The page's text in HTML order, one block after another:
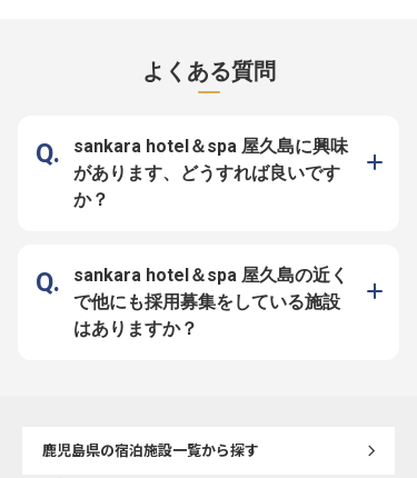
フロントでのチェックイン・アウト
対応から、朝食のハーフバイキン
れていきます。 ーー【多彩な経験
を積みながら、自分らしく成長でき
る職場】 フロントとレストランの
客・運営・マネジメントと幅広いス
あるため、島外からのご応募も大歓
迎です。 屋久島という特別な舞台
で、あなたのキャリアを一緒に育て
ていきましょう。 ※2026年4月23日
時点の情報です
にし、一人ひとりに寄り添った温か
いおもてなしを心がけています。
訪れる方々が最高の思い出を作れる
を感じながら、お客様の旅を彩る喜
びを共に分かち合いませんか。 ー
ー【安心して働き、成長できる環境
とキャリア】 社員寮を完備してお
方、おもてなしの心で成長したい方
を歓迎します。 チームワークを大
切にし、互いに支え合いながら、お
客様に最高のサービスを提供できる
プロフェッショナルを目指しましょ
よくある質問
sankara hotel＆spa 屋久島に興味
があります、どうすれば良いです
か？
sankara hotel＆spa 屋久島の近く
で他にも採用募集をしている施設
はありますか？
鹿児島県の宿泊施設一覧から探す